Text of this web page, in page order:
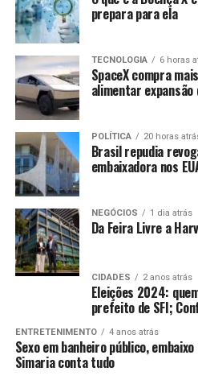
dentre eles o despacho
seriam direcionados à unidade
isso, o presidente da
representantes do Sindiex
ações no âmbito da 7ª Região
a regionalização de processos
Receita Federal do Brasil do
ALF/RJO, de modo a não
do estado.
Fonte:Comunicação ALESPor
com informações da
edição deNicolle Expósito
Costa/Arquivo Ales
ANÚNCIO
Foto: Reprodução/instagram
prepara para ela
TECNOLOGIA 6 horas
SpaceX compra
alimentar expansão
POLÍTICA 20 horas
Brasil repudia
embaixadora nos
NEGÓCIOS 1 dia atrás
Da Feira Livre a
CIDADES 2 anos atrás
Eleições 2024:
prefeito de SFI;
ENTRETENIMENTO 4 anos atrás
Sexo em banheiro público,
Simaria conta tudo